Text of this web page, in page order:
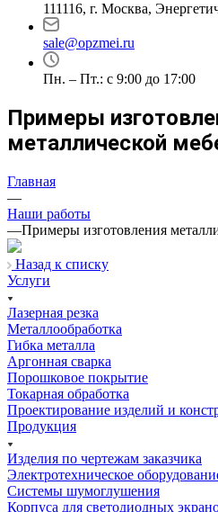
111116, г. Москва,
sale@opzmei.ru
Пн. – Пт.: с 9:00 до 17:00
Примеры
металлической
Главная
—
Наши работы
—Примеры изготовления
Назад к списку
Услуги
Лазерная резка
Металлообработка
Гибка металла
Аргонная сварка
Порошковое покрытие
Токарная обработка
Проектирование изделий и
Продукция
Изделия по чертежам заказчика
Электротехническое
Системы шумоглушения
Корпуса для светодиодных